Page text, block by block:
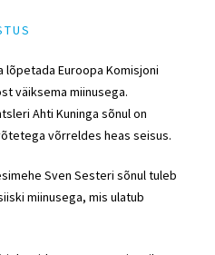
lõpetada Euroopa Komisjoni
väiksema miinusega.
Ahti Kuninga sõnul on
võrreldes heas seisus.
Sven Sesteri sõnul tuleb
miinusega, mis ulatub